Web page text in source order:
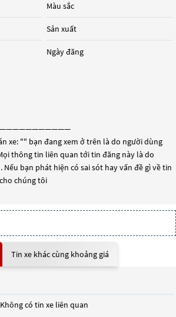
Màu sắc
Sản xuất
Ngày đăng
xe: "" bạn đang xem ở trên là do người dùng
thông tin liên quan tới tin đăng này là do
Nếu bạn phát hiện có sai sót hay vấn đề gì về tin
chúng tôi
Tin xe khác cùng khoảng giá
Không có tin xe liên quan